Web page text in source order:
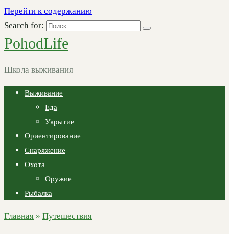
Перейти к содержанию
Search for:
PohodLife
Школа выживания
Выживание
Еда
Укрытие
Ориентирование
Снаряжение
Охота
Оружие
Рыбалка
Главная » Путешествия